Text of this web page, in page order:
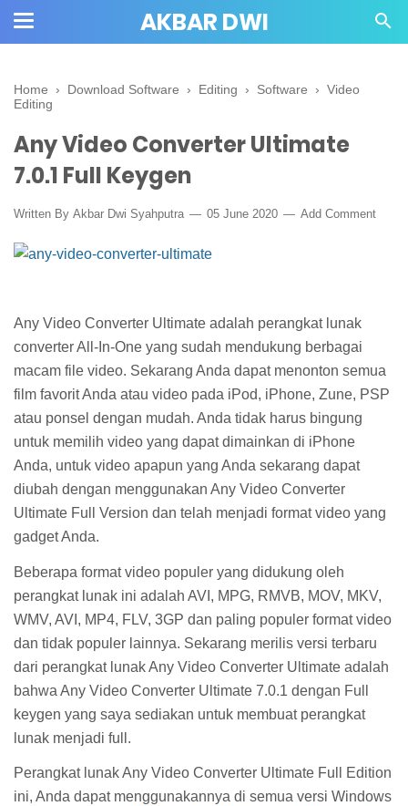
AKBAR DWI
Home › Download Software › Editing › Software › Video
Editing
Any Video Converter Ultimate
7.0.1 Full Keygen
Written By Akbar Dwi Syahputra 05 June 2020 Add Comment
Any Video Converter Ultimate adalah perangkat lunak
converter All-In-One yang sudah mendukung berbagai
macam file video. Sekarang Anda dapat menonton semua
film favorit Anda atau video pada iPod, iPhone, Zune, PSP
atau ponsel dengan mudah. Anda tidak harus bingung
untuk memilih video yang dapat dimainkan di iPhone
Anda, untuk video apapun yang Anda sekarang dapat
diubah dengan menggunakan Any Video Converter
Ultimate Full Version dan telah menjadi format video yang
gadget Anda.
Beberapa format video populer yang didukung oleh
perangkat lunak ini adalah AVI, MPG, RMVB, MOV, MKV,
WMV, AVI, MP4, FLV, 3GP dan paling populer format video
dan tidak populer lainnya. Sekarang merilis versi terbaru
dari perangkat lunak Any Video Converter Ultimate adalah
bahwa Any Video Converter Ultimate 7.0.1 dengan Full
keygen yang saya sediakan untuk membuat perangkat
lunak menjadi full.
Perangkat lunak Any Video Converter Ultimate Full Edition
ini, Anda dapat menggunakannya di semua versi Windows